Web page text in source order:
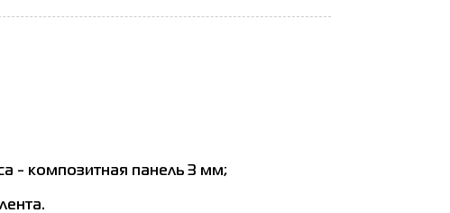
- композитная панель 3 мм;